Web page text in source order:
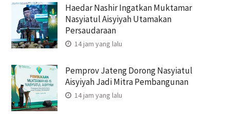
Haedar Nashir Ingatkan Muktamar
Nasyiatul Aisyiyah Utamakan
Persaudaraan
14 jam yang lalu
Pemprov Jateng Dorong Nasyiatul
Aisyiyah Jadi Mitra Pembangunan
14 jam yang lalu